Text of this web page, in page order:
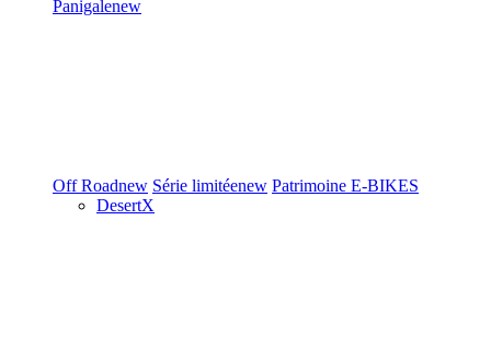
Panigalenew
Off Roadnew Série limitéenew Patrimoine E-BIKES
DesertX